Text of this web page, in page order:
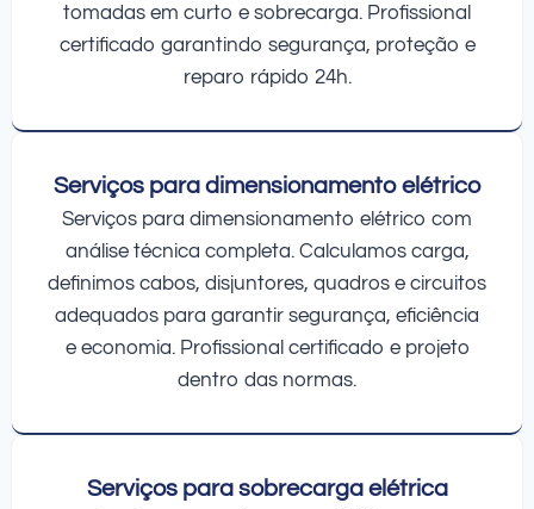
tomadas em curto e sobrecarga. Profissional
certificado garantindo segurança, proteção e
reparo rápido 24h.
Serviços para dimensionamento elétrico
Serviços para dimensionamento elétrico com
análise técnica completa. Calculamos carga,
definimos cabos, disjuntores, quadros e circuitos
adequados para garantir segurança, eficiência
e economia. Profissional certificado e projeto
dentro das normas.
Serviços para sobrecarga elétrica